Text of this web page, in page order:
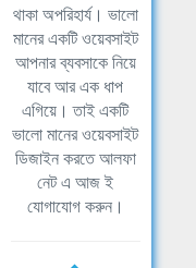
থাকা অপরিহার্য। ভালো
মানের একটি ওয়েবসাইট
আপনার ব্যবসাকে নিয়ে
যাবে আর এক ধাপ
এগিয়ে। তাই একটি
ভালো মানের ওয়েবসাইট
ডিজাইন করতে আলফা
নেট এ আজ ই
যোগাযোগ করুন।